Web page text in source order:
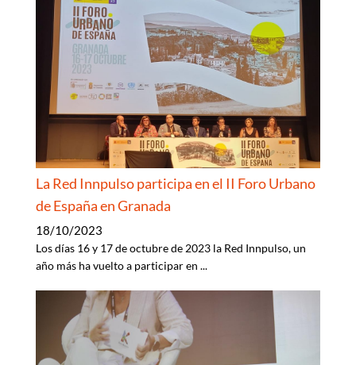
La Red Innpulso participa en el II Foro Urbano
de España en Granada
18/10/2023
Los días 16 y 17 de octubre de 2023 la Red Innpulso, un
año más ha vuelto a participar en ...